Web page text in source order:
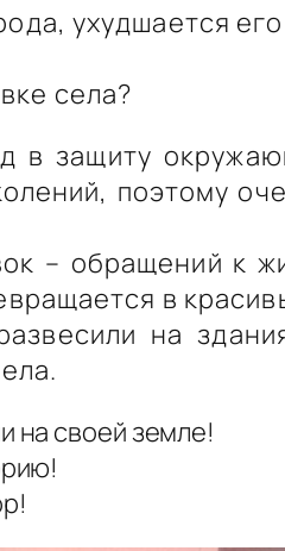
ухудшается
села?
в защиту
поэтому
– обращений к
в
на
на своей земле!